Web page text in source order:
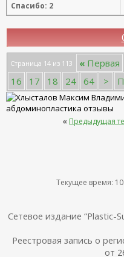
Спасибо: 2
Страница 14 из 113 « Первая
16
17 18 24 64 >
« Предыдущая
Текущее время:
Сетевое издание “Plastic-
Реестровая запись о
от